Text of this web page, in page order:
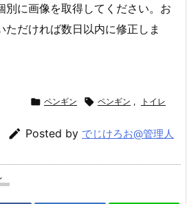
別に画像を取得してください。お
ただければ数日以内に修正しま
 ペンギン  ペンギン , トイレ
 Posted by でじけろお@管理人